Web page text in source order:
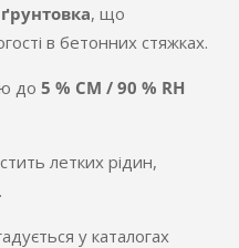
, що
в бетонних стяжках.
до 5 % CM / 90 % RH
летких рідин,
у каталогах